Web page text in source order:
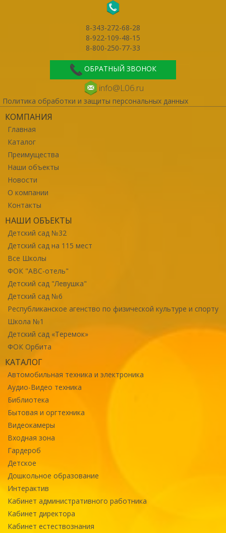
8-343-272-68-28
8-922-109-48-15
8-800-250-77-33
ОБРАТНЫЙ ЗВОНОК
info@L06.ru
Политика обработки и защиты персональных данных
КОМПАНИЯ
Главная
Каталог
Преимущества
Наши объекты
Новости
О компании
Контакты
НАШИ ОБЪЕКТЫ
Детский сад №32
Детский сад на 115 мест
Все Школы
ФОК "ABC-отель"
Детский сад "Левушка"
Детский сад №6
Республиканское агенство по физической культуре и спорту
Школа №1
Детский сад «Теремок»
ФОК Орбита
КАТАЛОГ
Автомобильная техника и электроника
Аудио-Видео техника
Библиотека
Бытовая и оргтехника
Видеокамеры
Входная зона
Гардероб
Детское
Дошкольное образование
Интерактив
Кабинет административного работника
Кабинет директора
Кабинет естествознания